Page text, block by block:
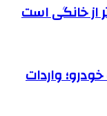
واردات